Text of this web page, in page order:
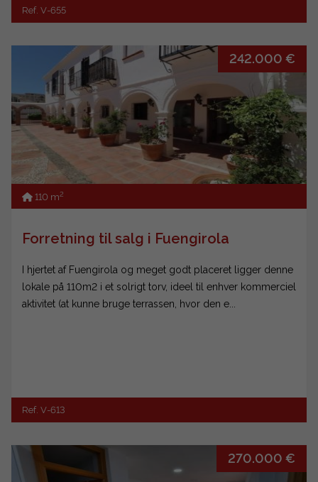
Ref. V-655
242.000 €
110 m2
Forretning til salg i Fuengirola
I hjertet af Fuengirola og meget godt placeret ligger denne
lokale på 110m2 i et solrigt torv, ideel til enhver kommerciel
aktivitet (at kunne bruge terrassen, hvor den e...
Ref. V-613
270.000 €